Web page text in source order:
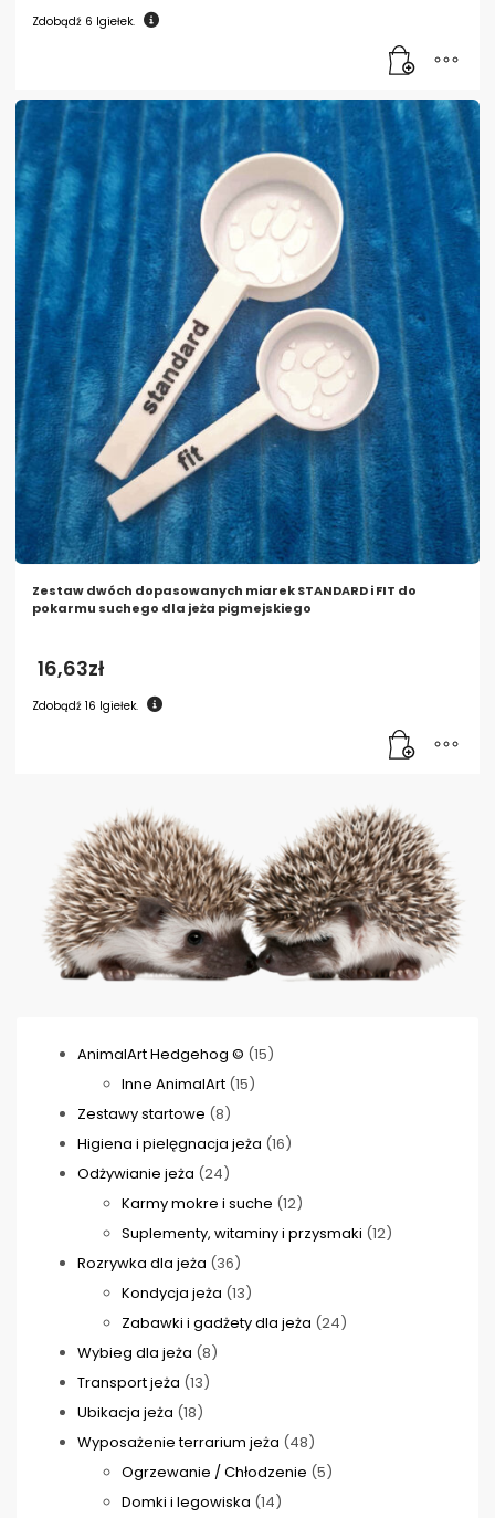
Zdobądź 6 Igiełek.
Zestaw dwóch dopasowanych miarek STANDARD i FIT do
pokarmu suchego dla jeża pigmejskiego
16,63zł
Zdobądź 16 Igiełek.
AnimalArt Hedgehog © 1515
Inne AnimalArt 1515
Zestawy startowe 88
produktów
Higiena i pielęgnacja jeża 1616
Odżywianie jeża 2424
produkty
Karmy mokre i suche 1212
produktów
Suplementy, witaminy i przysmaki 1212
Rozrywka dla jeża 3636
produktów
Kondycja jeża 1313
produktów
Zabawki i gadżety dla jeża 2424
Wybieg dla jeża 88
Transport jeża 1313
Ubikacja jeża 1818
produktów
Wyposażenie terrarium jeża 4848
produktów
Ogrzewanie / Chłodzenie 55
Domki i legowiska 1414